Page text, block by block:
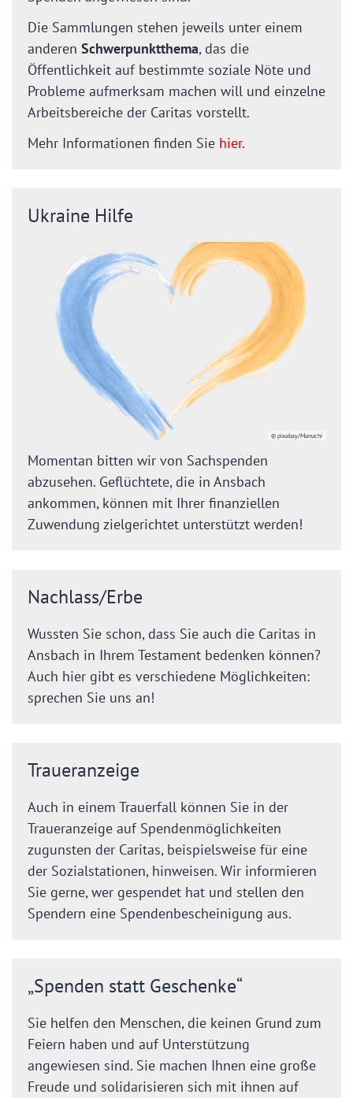
Die Sammlungen stehen jeweils unter einem
anderen Schwerpunktthema, das die
Öffentlichkeit auf bestimmte soziale Nöte und
Probleme aufmerksam machen will und einzelne
Arbeitsbereiche der Caritas vorstellt.
Mehr Informationen finden Sie hier.
Ukraine Hilfe
© pixabay/Manuchi
Momentan bitten wir von Sachspenden
abzusehen. Geflüchtete, die in Ansbach
ankommen, können mit Ihrer finanziellen
Zuwendung zielgerichtet unterstützt werden!
Nachlass/Erbe
Wussten Sie schon, dass Sie auch die Caritas in
Ansbach in Ihrem Testament bedenken können?
Auch hier gibt es verschiedene Möglichkeiten:
sprechen Sie uns an!
Traueranzeige
Auch in einem Trauerfall können Sie in der
Traueranzeige auf Spendenmöglichkeiten
zugunsten der Caritas, beispielsweise für eine
der Sozialstationen, hinweisen. Wir informieren
Sie gerne, wer gespendet hat und stellen den
Spendern eine Spendenbescheinigung aus.
„Spenden statt Geschenke“
Sie helfen den Menschen, die keinen Grund zum
Feiern haben und auf Unterstützung
angewiesen sind. Sie machen Ihnen eine große
Freude und solidarisieren sich mit ihnen auf